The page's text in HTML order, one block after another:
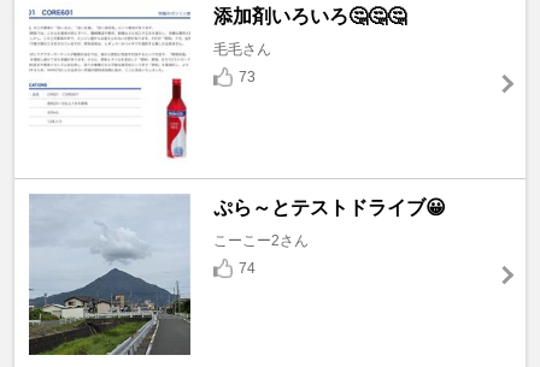
添加剤いろいろ🤔🤔🤔
毛毛さん
73
ぷら～とテストドライブ😀
こーこー2さん
74